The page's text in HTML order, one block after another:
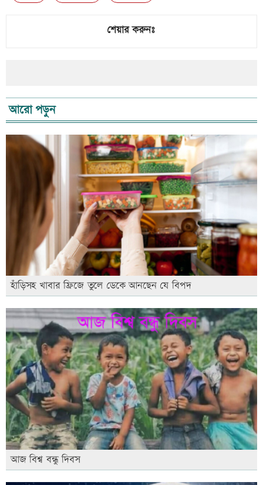
শেয়ার করুনঃ
আরো পড়ুন
হাঁড়িসহ খাবার ফ্রিজে তুলে ডেকে আনছেন যে বিপদ
আজ বিশ্ব বন্ধু দিবস